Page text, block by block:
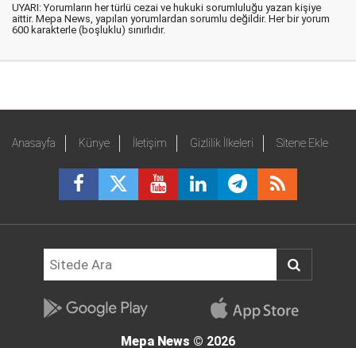
UYARI: Yorumların her türlü cezai ve hukuki sorumluluğu yazan kişiye
aittir. Mepa News, yapılan yorumlardan sorumlu değildir. Her bir yorum
600 karakterle (boşluklu) sınırlıdır.
Anasayfa Künye İletişim Gizlilik İlkeleri Sitene Ekle
Mepa News © 2026